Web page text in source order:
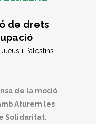
de drets
i Palestins
de la moció
Aturem les
Solidaritat.